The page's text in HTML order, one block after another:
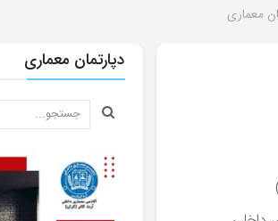
معماری
دپارتمان معماری